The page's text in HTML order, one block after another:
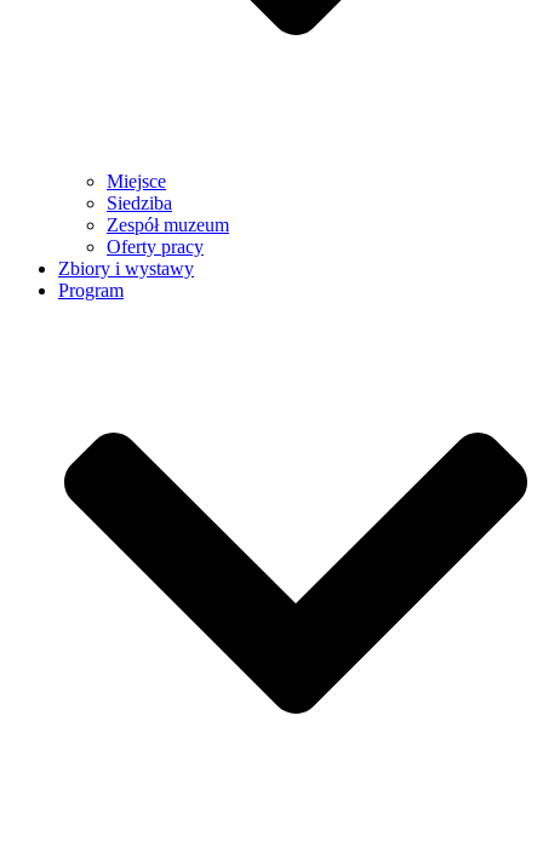
Miejsce
Siedziba
Zespół muzeum
Oferty pracy
Zbiory i wystawy
Program